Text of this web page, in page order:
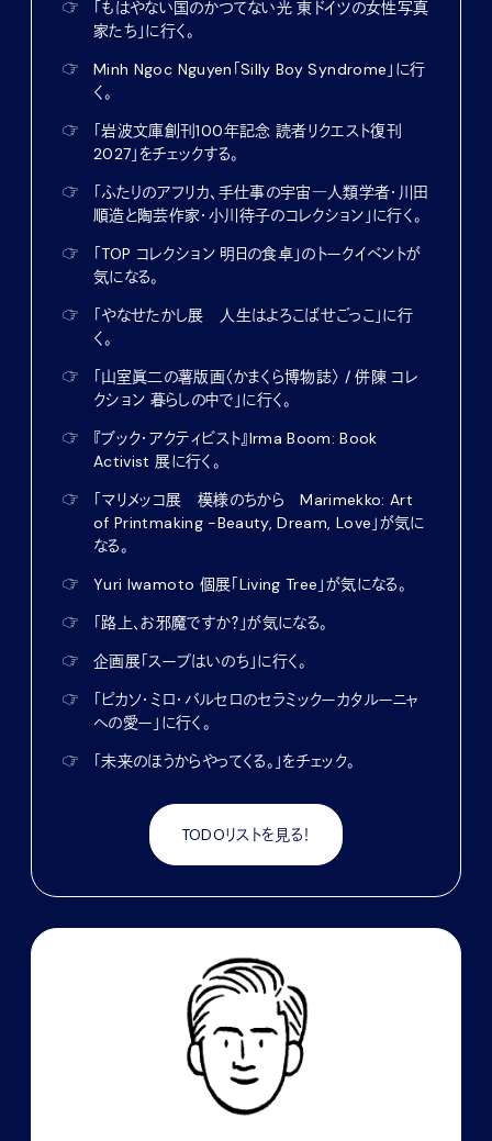
☞
「もはやない国のかつてない光 東ドイツの女性写真
家たち」に行く。
☞
Minh Ngoc Nguyen「Silly Boy Syndrome」に行
く。
☞
「岩波文庫創刊100年記念 読者リクエスト復刊
2027」をチェックする。
☞
「ふたりのアフリカ、手仕事の宇宙―人類学者・川田
順造と陶芸作家・小川待子のコレクション」に行く。
☞
「TOP コレクション 明日の食卓」のトークイベントが
気になる。
☞
「やなせたかし展 人生はよろこばせごっこ」に行
く。
☞
「山室眞二の薯版画〈かまくら博物誌〉 / 併陳 コレ
クション 暮らしの中で」に行く。
☞
『ブック・アクティビスト』Irma Boom: Book
Activist 展に行く。
☞
「マリメッコ展 模様のちから Marimekko: Art
of Printmaking -Beauty, Dream, Love」が気に
なる。
☞
Yuri Iwamoto 個展「Living Tree」が気になる。
☞
「路上、お邪魔ですか？」が気になる。
☞
企画展「スープはいのち」に行く。
☞
「ピカソ・ミロ・バルセロのセラミックーカタルーニャ
への愛ー」に行く。
☞
「未来のほうからやってくる。」をチェック。
TODOリストを見る！